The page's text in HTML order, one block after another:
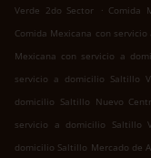
Verde 2do Sector
. Comida
Comida Mexicana con
Mexicana con servicio a
servicio a domicilio Saltillo
domicilio Saltillo Nuevo
servicio a domicilio Saltillo
domicilio Saltillo Mercado de